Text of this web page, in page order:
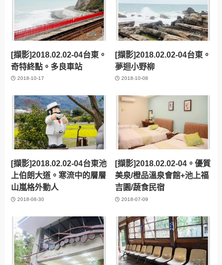
[擷影]2018.02.02-04台東。
奇特終點。多良車站
2018-10-17
[擷影]2018.02.02-04台東。
夢迴小野柳
2018-10-08
[擷影]2018.02.02-04台東池
上伯朗大道。寒流中的層層
山嵐格外動人
2018-08-30
[擷影]2018.02.02-04。優質
美泉/橙品溫泉會館+池上福
吉園/蔬食民宿
2018-07-09